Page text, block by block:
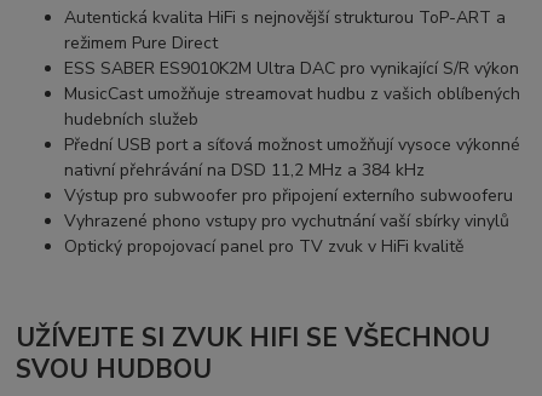
Autentická kvalita HiFi s nejnovější strukturou ToP-ART a
režimem Pure Direct
ESS SABER ES9010K2M Ultra DAC pro vynikající S/R výkon
MusicCast umožňuje streamovat hudbu z vašich oblíbených
hudebních služeb
Přední USB port a síťová možnost umožňují vysoce výkonné
nativní přehrávání na DSD 11,2 MHz a 384 kHz
Výstup pro subwoofer pro připojení externího subwooferu
Vyhrazené phono vstupy pro vychutnání vaší sbírky vinylů
Optický propojovací panel pro TV zvuk v HiFi kvalitě
UŽÍVEJTE SI ZVUK HIFI SE VŠECHNOU
SVOU HUDBOU